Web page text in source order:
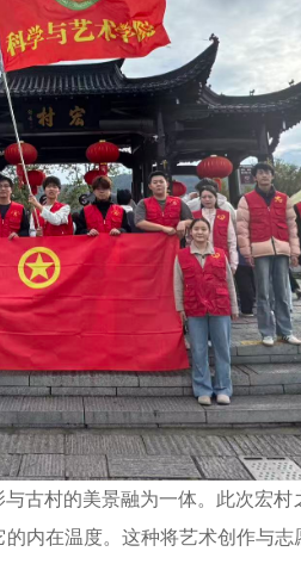
村的美景融为一体。此次宏村
内在温度。这种将艺术创作与